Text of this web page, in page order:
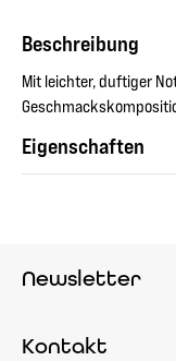
Beschreibung
Mit leichter, duftiger
Eigenschaften
Newsletter
Kontakt